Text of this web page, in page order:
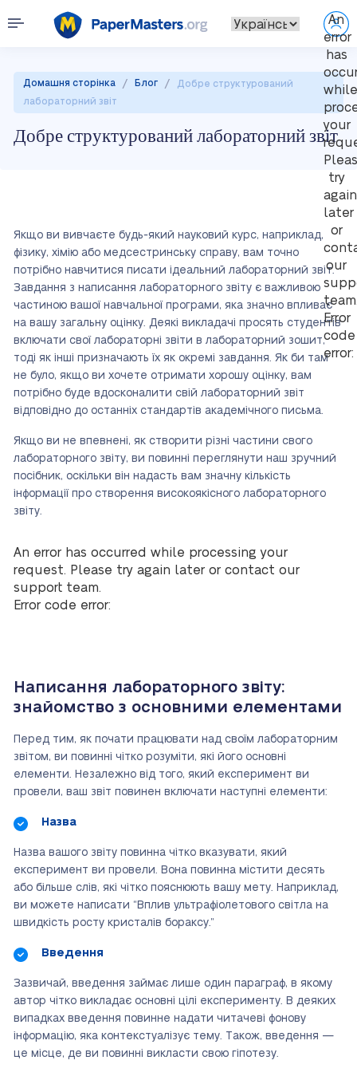
An
error
has
while
your
try
again
later
or
our
Error
code
error:
Домашня сторінка / Блог /
Добре структурований
лабораторний звіт
Добре структурований лабораторний звіт
Якщо ви вивчаєте будь-який науковий курс, наприклад,
фізику, хімію або медсестринську справу, вам точно
потрібно навчитися писати ідеальний лабораторний звіт.
Завдання з написання лабораторного звіту є важливою
частиною вашої навчальної програми, яка значно впливає
на вашу загальну оцінку. Деякі викладачі просять студентів
включати свої лабораторні звіти в лабораторний зошит,
тоді як інші призначають їх як окремі завдання. Як би там
не було, якщо ви хочете отримати хорошу оцінку, вам
потрібно буде вдосконалити свій лабораторний звіт
відповідно до останніх стандартів академічного письма.
Якщо ви не впевнені, як створити різні частини свого
лабораторного звіту, ви повинні переглянути наш зручний
посібник, оскільки він надасть вам значну кількість
інформації про створення високоякісного лабораторного
звіту.
An error has occurred while processing your
request. Please try again later or contact our
support team.
Error code error:
Написання лабораторного звіту:
знайомство з основними елементами
Перед тим, як почати працювати над своїм лабораторним
звітом, ви повинні чітко розуміти, які його основні
елементи. Незалежно від того, який експеримент ви
провели, ваш звіт повинен включати наступні елементи:
Назва
Назва вашого звіту повинна чітко вказувати, який
експеримент ви провели. Вона повинна містити десять
або більше слів, які чітко пояснюють вашу мету. Наприклад,
ви можете написати “Вплив ультрафіолетового світла на
швидкість росту кристалів бораксу.”
Введення
Зазвичай, введення займає лише один параграф, в якому
автор чітко викладає основні цілі експерименту. В деяких
випадках введення повинне надати читачеві фонову
інформацію, яка контекстуалізує тему. Також, введення —
це місце, де ви повинні викласти свою гіпотезу.